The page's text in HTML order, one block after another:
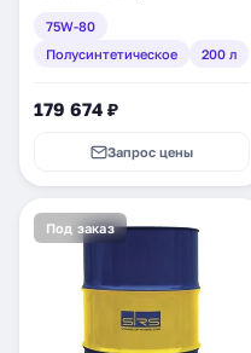
(23131100)
75W-80
Полусинтетическое
200 л
179 674 ₽
Запрос цены
Под заказ